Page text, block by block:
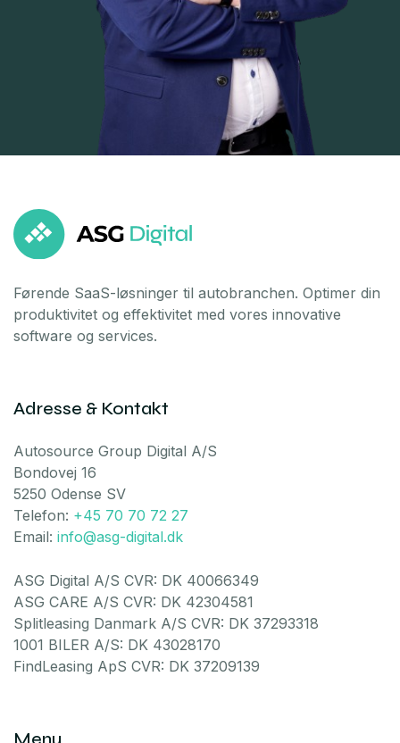
Førende SaaS-løsninger til autobranchen. Optimer din
produktivitet og effektivitet med vores innovative
software og services.
Adresse & Kontakt
Autosource Group Digital A/S
Bondovej 16
5250 Odense SV
Telefon: +45 70 70 72 27
Email: info@asg-digital.dk
ASG Digital A/S CVR: DK 40066349
ASG CARE A/S CVR: DK 42304581
Splitleasing Danmark A/S CVR: DK 37293318
1001 BILER A/S: DK 43028170
FindLeasing ApS CVR: DK 37209139